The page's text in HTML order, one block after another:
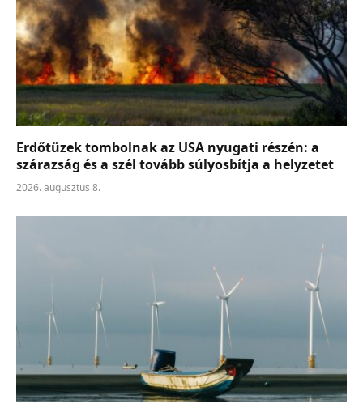
Erdőtüzek tombolnak az USA nyugati részén: a
szárazság és a szél tovább súlyosbítja a helyzetet
2026. augusztus 8.